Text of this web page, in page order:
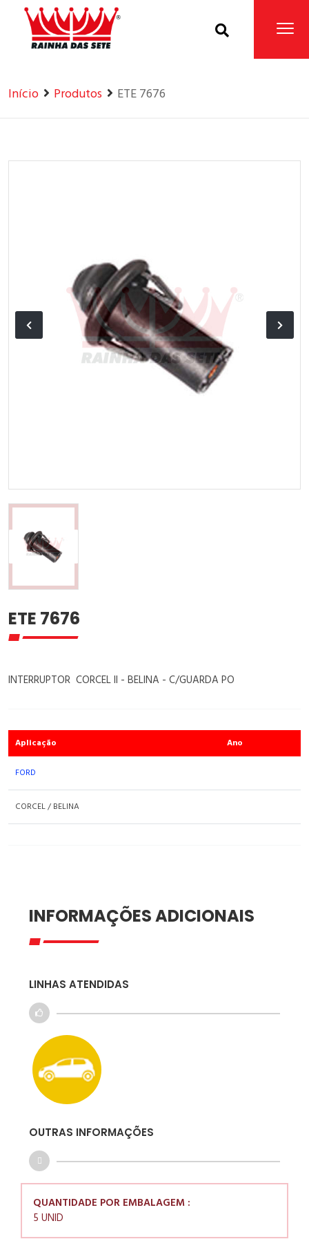
Home Produtos
Início Produtos ETE 7676
ETE 7676
INTERRUPTOR CORCEL II - BELINA - C/GUARDA PO
Aplicação Ano
FORD
CORCEL / BELINA
INFORMAÇÕES ADICIONAIS
LINHAS ATENDIDAS
OUTRAS INFORMAÇÕES
QUANTIDADE POR EMBALAGEM :
5 UNID